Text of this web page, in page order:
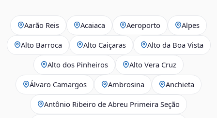
Aarão Reis Acaiaca Aeroporto Alpes
Alto Barroca Alto Caiçaras Alto da Boa Vista
Alto dos Pinheiros Alto Vera Cruz
Álvaro Camargos Ambrosina Anchieta
Antônio Ribeiro de Abreu Primeira Seção